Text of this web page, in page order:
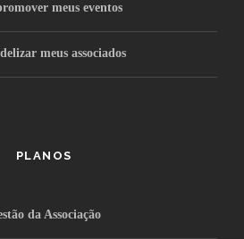
meus eventos
meus associados
PLANOS
da Associação